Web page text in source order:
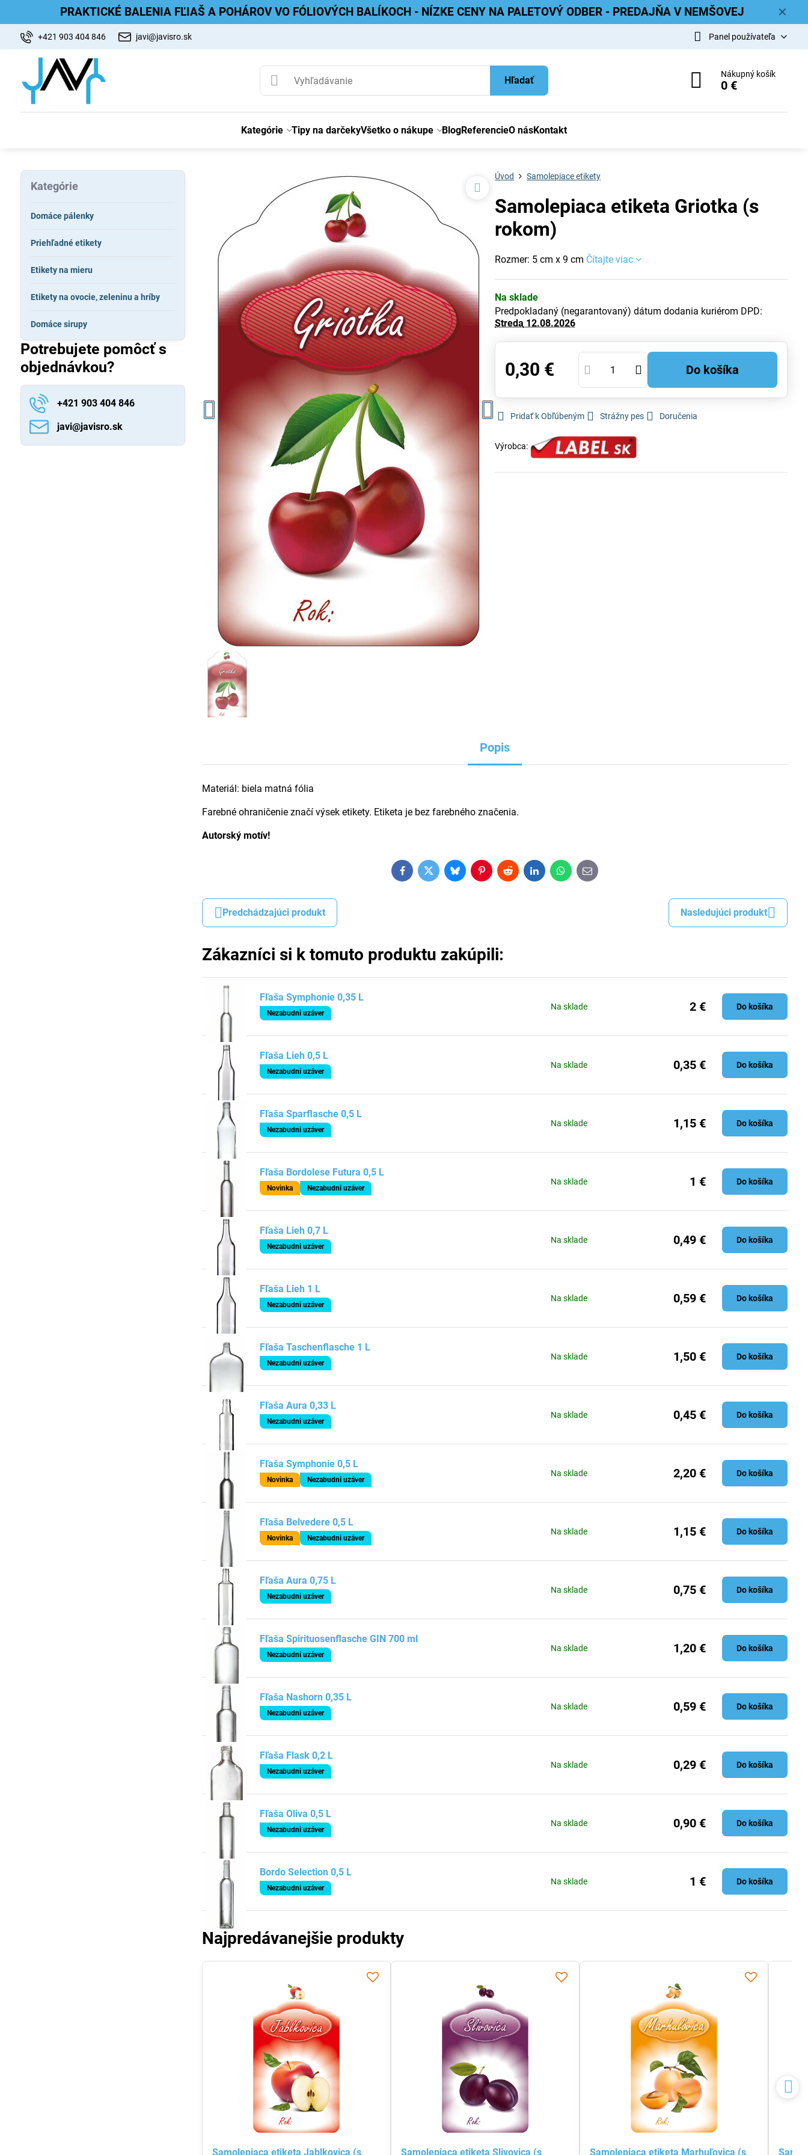
✕
PRAKTICKÉ BALENIA FĽIAŠ A POHÁROV VO FÓLIOVÝCH BALÍKOCH - NÍZKE CENY NA PALETOVÝ ODBER - PREDAJŇA V NEMŠOVEJ
+421 903 404 846 javi@javisro.sk Panel používateľa
Hľadať
Nákupný košík
0 €
Kategórie Tipy na darčekyVšetko o nákupe BlogReferencieO násKontakt
Úvod Samolepiace etikety
Samolepiaca etiketa Griotka (s
rokom)
Rozmer: 5 cm x 9 cm Čítajte viac
Na sklade
Predpokladaný (negarantovaný) dátum dodania kuriérom DPD:
Streda 12.08.2026
0,30 € Do košíka
Pridať k Obľúbeným Strážny pes Doručenia
Výrobca:
Popis
Materiál: biela matná fólia
Farebné ohraničenie značí výsek etikety. Etiketa je bez farebného značenia.
Autorský motív!
FacebookTwitterBlueskyPinterestRedditLinkedInWhatsApp
E-
mail
Predchádzajúci produkt Nasledujúci produkt
Zákazníci si k tomuto produktu zakúpili:
Fľaša Symphonie 0,35 L
Nezabudni uzáver
Na sklade 2 € Do košíka
Fľaša Lieh 0,5 L
Nezabudni uzáver
Na sklade 0,35 € Do košíka
Fľaša Sparflasche 0,5 L
Nezabudni uzáver
Na sklade 1,15 € Do košíka
Fľaša Bordolese Futura 0,5 L
Novinka Nezabudni uzáver
Na sklade 1 € Do košíka
Fľaša Lieh 0,7 L
Nezabudni uzáver
Na sklade 0,49 € Do košíka
Fľaša Lieh 1 L
Nezabudni uzáver
Na sklade 0,59 € Do košíka
Fľaša Taschenflasche 1 L
Nezabudni uzáver
Na sklade 1,50 € Do košíka
Fľaša Aura 0,33 L
Nezabudni uzáver
Na sklade 0,45 € Do košíka
Fľaša Symphonie 0,5 L
Novinka Nezabudni uzáver
Na sklade 2,20 € Do košíka
Fľaša Belvedere 0,5 L
Novinka Nezabudni uzáver
Na sklade 1,15 € Do košíka
Fľaša Aura 0,75 L
Nezabudni uzáver
Na sklade 0,75 € Do košíka
Fľaša Spirituosenflasche GIN 700 ml
Nezabudni uzáver
Na sklade 1,20 € Do košíka
Fľaša Nashorn 0,35 L
Nezabudni uzáver
Na sklade 0,59 € Do košíka
Fľaša Flask 0,2 L
Nezabudni uzáver
Na sklade 0,29 € Do košíka
Fľaša Oliva 0,5 L
Nezabudni uzáver
Na sklade 0,90 € Do košíka
Bordo Selection 0,5 L
Nezabudni uzáver
Na sklade 1 € Do košíka
Najpredávanejšie produkty
Samolepiaca etiketa Jablkovica (s Samolepiaca etiketa Slivovica (s Samolepiaca etiketa Marhuľovica (s
Kategórie
Domáce pálenky
Priehľadné etikety
Etikety na mieru
Etikety na ovocie, zeleninu a hríby
Domáce sirupy
Potrebujete pomôcť s
objednávkou?
+421 903 404 846
javi​@javisro​.sk